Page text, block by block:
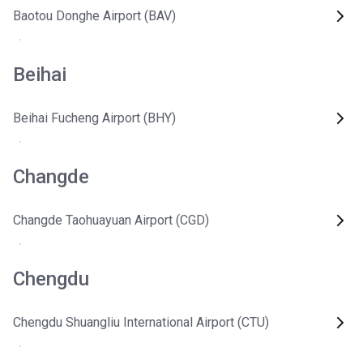
Baotou Donghe Airport (BAV)
Beihai
Beihai Fucheng Airport (BHY)
Changde
Changde Taohuayuan Airport (CGD)
Chengdu
Chengdu Shuangliu International Airport (CTU)